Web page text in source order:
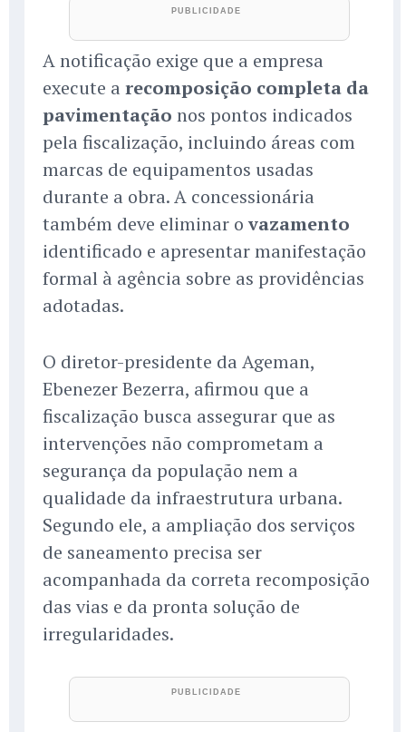
A notificação exige que a empresa
execute a recomposição completa da
pavimentação nos pontos indicados
pela fiscalização, incluindo áreas com
marcas de equipamentos usadas
durante a obra. A concessionária
também deve eliminar ovazamento
identificado e apresentar manifestação
formal à agência sobre as providências
adotadas.
O diretor-presidente da Ageman,
Ebenezer Bezerra, afirmou que a
fiscalização busca assegurar que as
intervenções não comprometam a
segurança da população nem a
qualidade da infraestrutura urbana.
Segundo ele, a ampliação dos serviços
de saneamento precisa ser
acompanhada da correta recomposição
das vias e da pronta solução de
irregularidades.